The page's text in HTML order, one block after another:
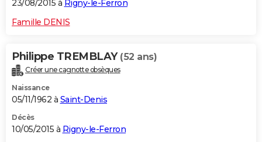
23/08/2015 à Rigny-le-Ferron
Famille DENIS
Philippe TREMBLAY (52 ans)
Créer une cagnotte obsèques
Naissance
05/11/1962 à Saint-Denis
Décès
10/05/2015 à Rigny-le-Ferron